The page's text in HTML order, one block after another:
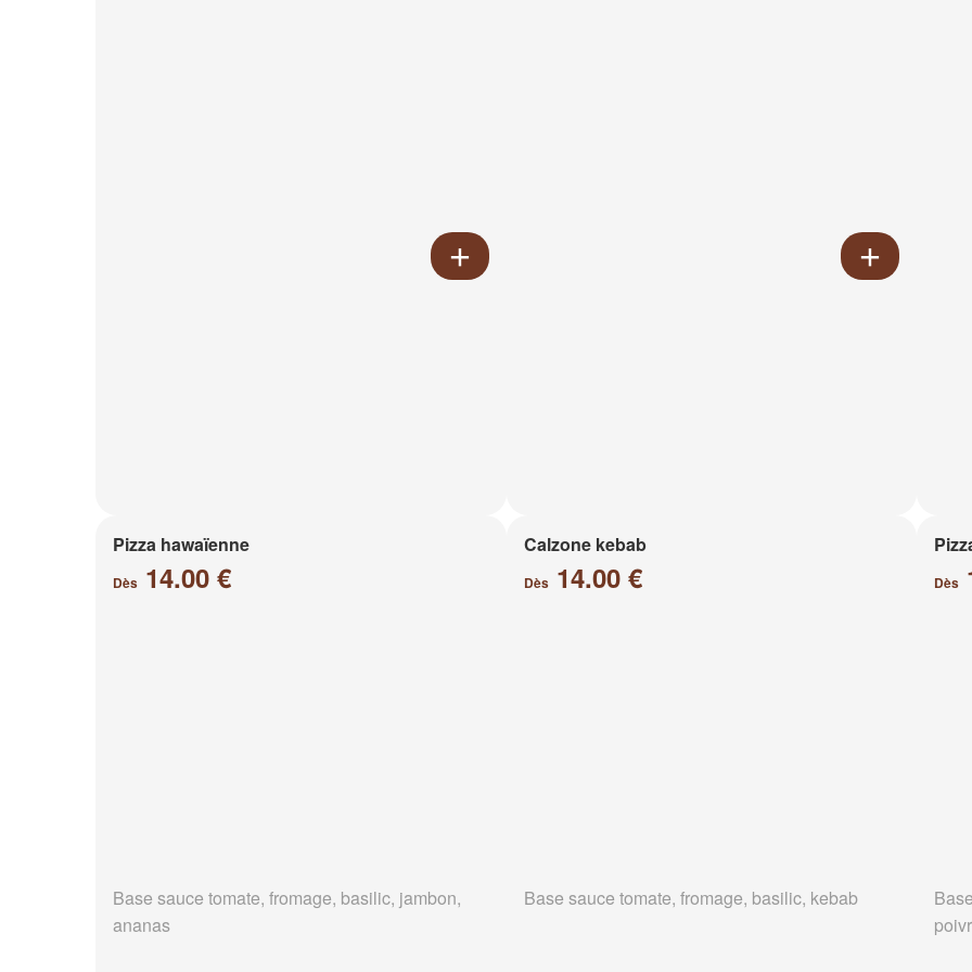
Pizza hawaïenne
Dès 14.00 €
Base sauce tomate, fromage, basilic, jambon,
ananas
Calzone kebab
Dès14.00 €
Base sauce tomate, fromage, basilic, kebab
Dès